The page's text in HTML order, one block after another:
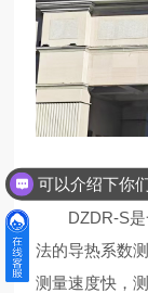
DZDR-S是
法的导热系数
测量速度快，